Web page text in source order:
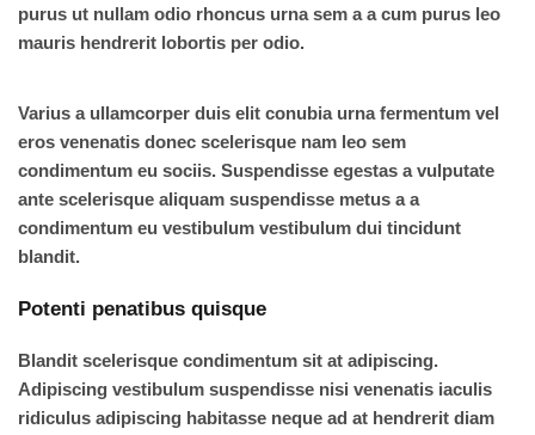
purus ut nullam odio rhoncus urna sem a a cum purus leo
mauris hendrerit lobortis per odio.
Varius a ullamcorper duis elit conubia urna fermentum vel
eros venenatis donec scelerisque nam leo sem
condimentum eu sociis. Suspendisse egestas a vulputate
ante scelerisque aliquam suspendisse metus a a
condimentum eu vestibulum vestibulum dui tincidunt
blandit.
Potenti penatibus quisque
Blandit scelerisque condimentum sit at adipiscing.
Adipiscing vestibulum suspendisse nisi venenatis iaculis
ridiculus adipiscing habitasse neque ad at hendrerit diam